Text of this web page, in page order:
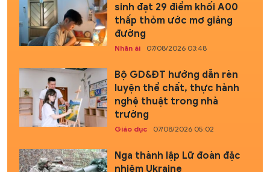
sinh đạt 29 điểm khối A00
thấp thỏm ước mơ giảng
đường
Nhân ái 07/08/2026 03:48
Bộ GD&ĐT hướng dẫn rèn
luyện thể chất, thực hành
nghệ thuật trong nhà
trường
Giáo dục 07/08/2026 05:02
Nga thành lập Lữ đoàn đặc
nhiệm Ukraine